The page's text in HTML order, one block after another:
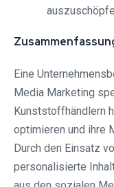
Eine
Media Marketing
Kunststoffhändlern
optimieren und ihre
Durch den Einsatz
personalisierte